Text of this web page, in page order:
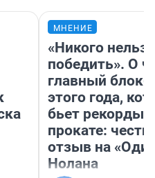
МНЕНИЕ
«Никого нельзя
победить». О
главный
этого года,
бьет рекорды в
прокате:
отзыв на
Нолана